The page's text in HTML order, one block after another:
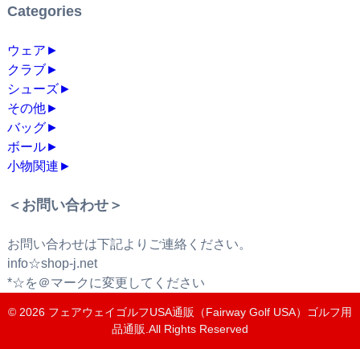
Categories
ウェア ►
クラブ►
シューズ►
その他►
バッグ►
ボール►
小物関連 ►
＜お問い合わせ＞
お問い合わせは下記よりご連絡ください。
info☆shop-j.net
*☆を＠マークに変更してください
© 2026 フェアウェイゴルフUSA通販（Fairway Golf USA）ゴルフ用
品通販 .All Rights Reserved